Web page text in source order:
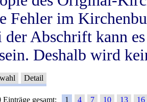
Fehler im
Abschrift kann
Deshalb wird
Detail
Einträge gesamt: 1 4 7 10 13
16